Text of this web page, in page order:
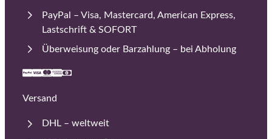
PayPal – Visa, Mastercard, American Express,
Lastschrift & SOFORT
Überweisung oder Barzahlung – bei Abholung
Versand
DHL – weltweit